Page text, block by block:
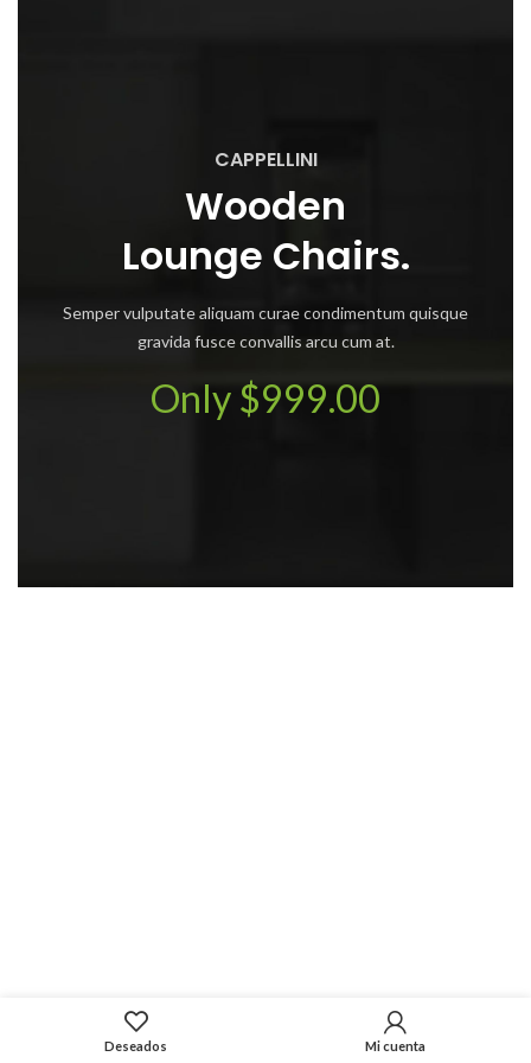
CAPPELLINI
Wooden
Lounge Chairs.
Semper vulputate aliquam curae condimentum quisque
gravida fusce convallis arcu cum at.
Only $999.00
Deseados Mi cuenta